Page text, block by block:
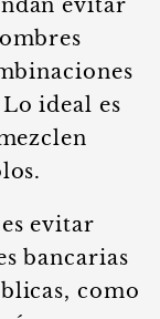
evitar
Lo ideal es
evitar
bancarias
como